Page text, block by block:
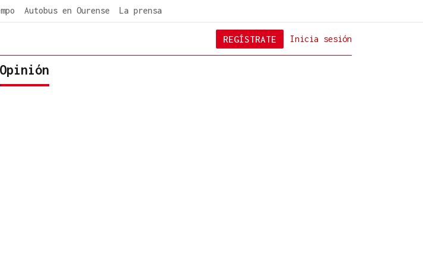
Autobus en Ourense La prensa
Inicia sesión
REGÍSTRATE
Opinión